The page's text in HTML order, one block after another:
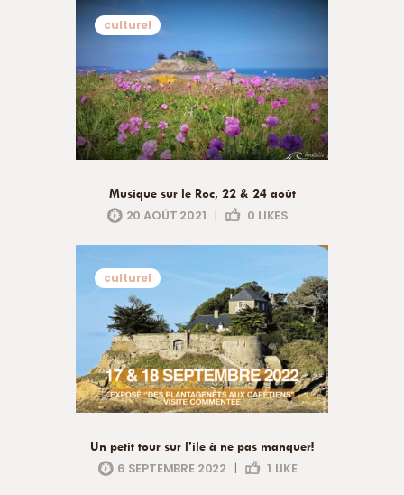
culturel
Musique sur le Roc, 22 & 24 août
20 AOÛT 2021 | 0 LIKES
culturel
Un petit tour sur l’ile à ne pas manquer!
6 SEPTEMBRE 2022 | 1 LIKE